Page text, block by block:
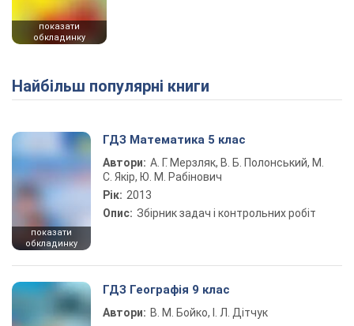
показати
обкладинку
Найбільш популярні книги
показати
обкладинку
ГДЗ Математика 5 клас
Автори: А. Г. Мерзляк, В. Б. Полонський, М.
С. Якір, Ю. М. Рабінович
Рік: 2013
Опис: Збірник задач і контрольних робіт
ГДЗ Географія 9 клас
Автори: В. М. Бойко, І. Л. Дітчук